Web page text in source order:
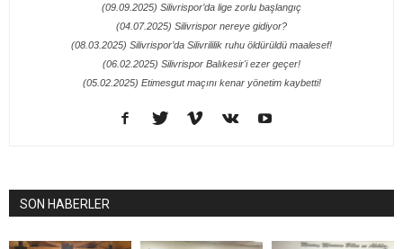
(09.09.2025) Silivrispor’da lige zorlu başlangıç
(04.07.2025) Silivrispor nereye gidiyor?
(08.03.2025) Silivrispor’da Silivrililik ruhu öldürüldü maalesef!
(06.02.2025) Silivrispor Balıkesir'i ezer geçer!
(05.02.2025) Etimesgut maçını kenar yönetim kaybetti!
SON HABERLER